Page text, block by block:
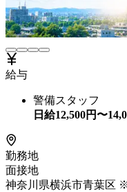
給与
警備スタッフ
日給12,500円〜
勤務地
面接地
神奈川県横浜市青葉区